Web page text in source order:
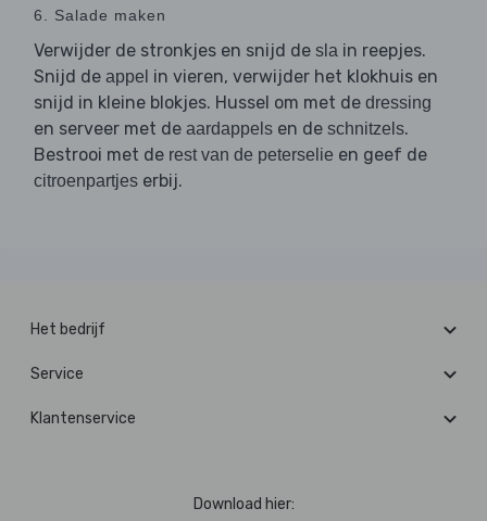
6. Salade maken
Verwijder de stronkjes en snijd de sla in reepjes.
Snijd de appel in vieren, verwijder het klokhuis en
snijd in kleine blokjes. Hussel om met de dressing
en serveer met de aardappels en de schnitzels.
Bestrooi met de rest van de peterselie en geef de
citroenpartjes erbij.
Het bedrijf
Service
Klantenservice
Download hier: